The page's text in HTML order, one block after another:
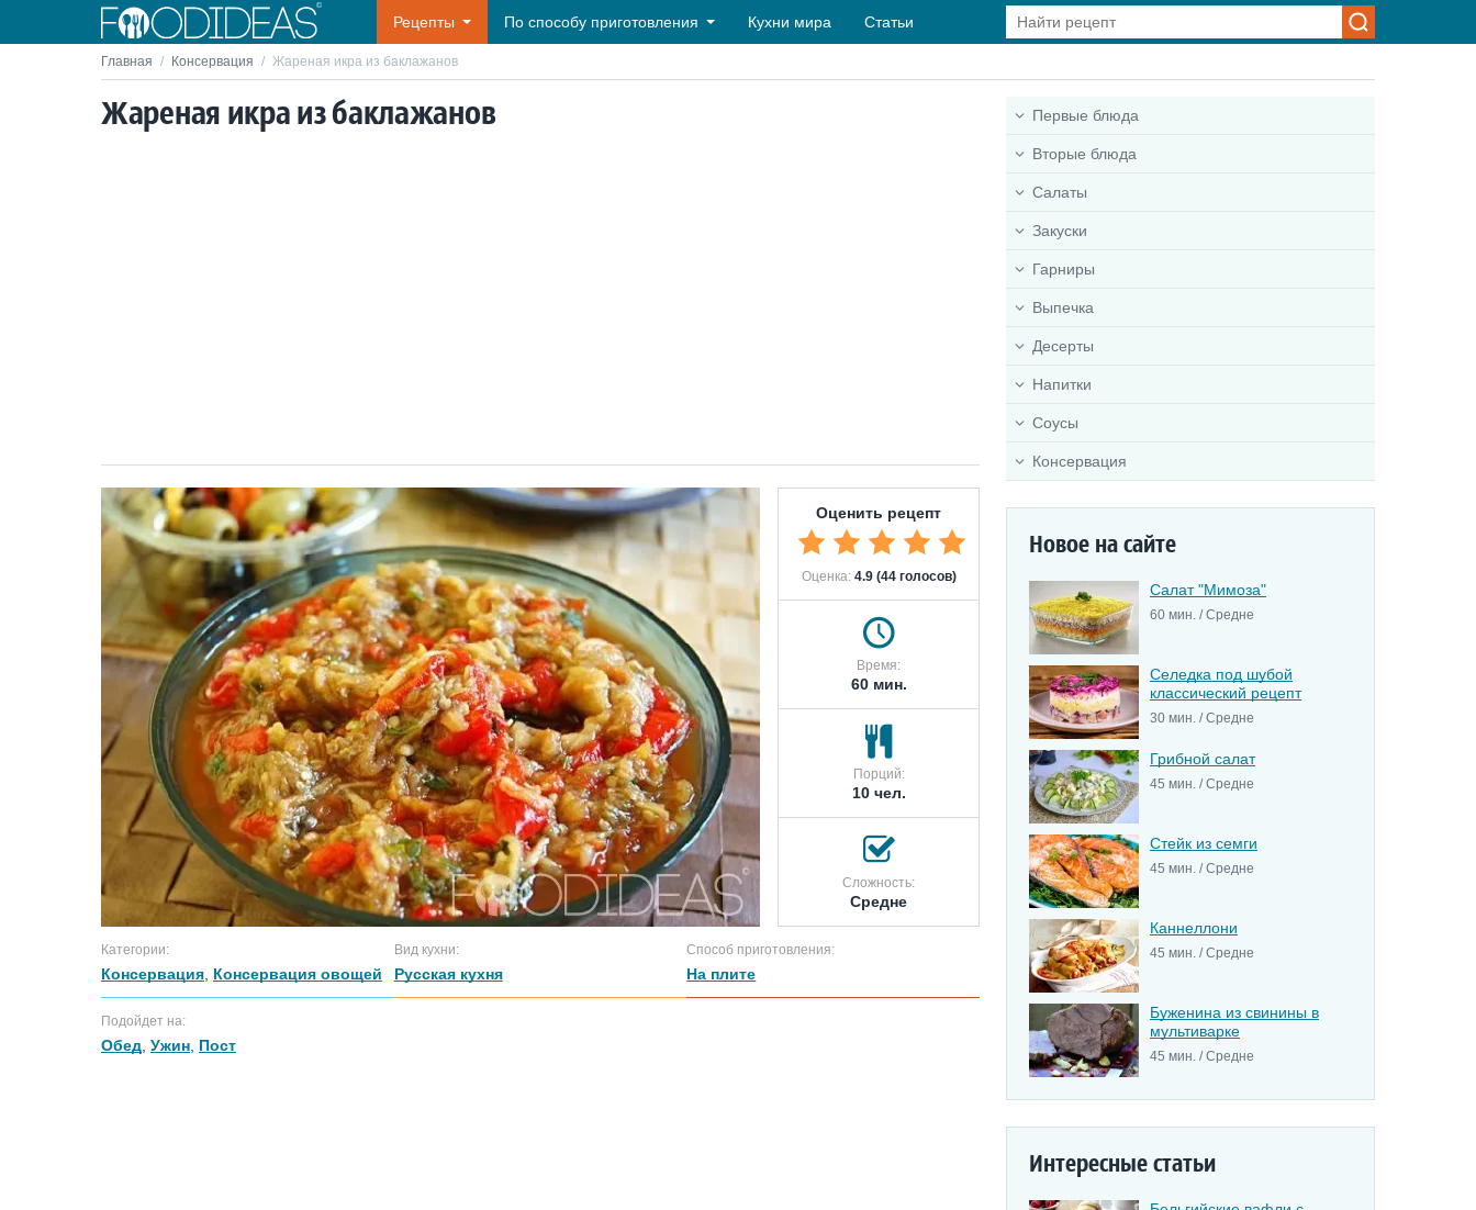
Рецепты По способу приготовления Кухни мира Статьи
Главная / Консервация / Жареная икра из баклажанов
Жареная икра из баклажанов
Оценить рецепт
Оценка: 4.9 (44 голосов)
Время:
60 мин.
Порций:
10 чел.
Сложность:
Средне
Категории:
Консервация Консервация овощей
Вид кухни:
Русская кухня
Способ приготовления:
На плите
Подойдет на:
Обед Ужин Пост
Первые блюда
Вторые блюда
Салаты
Закуски
Гарниры
Выпечка
Десерты
Напитки
Соусы
Консервация
Новое на сайте
Салат "Мимоза"
60 мин. / Средне
Селедка под шубой
классический рецепт
30 мин. / Средне
Грибной салат
45 мин. / Средне
Стейк из семги
45 мин. / Средне
Каннеллони
45 мин. / Средне
Буженина из свинины в
мультиварке
45 мин. / Средне
Интересные статьи